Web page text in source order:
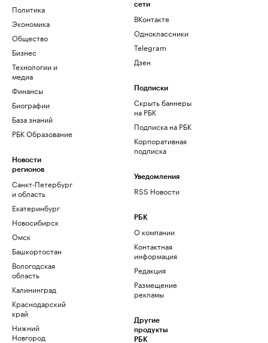
Политика
Экономика
Общество
Бизнес
Технологии и
медиа
Финансы
Биографии
База знаний
РБК Образование
Новости
регионов
Санкт-Петербург
и область
Екатеринбург
Новосибирск
Омск
Башкортостан
Вологодская
область
Калининград
Краснодарский
край
Нижний
Новгород
сети
ВКонтакте
Одноклассники
Telegram
Дзен
Подписки
Скрыть баннеры
на РБК
Подписка на РБК
Корпоративная
подписка
Уведомления
RSS Новости
РБК
О компании
Контактная
информация
Редакция
Размещение
рекламы
Другие
продукты
РБК